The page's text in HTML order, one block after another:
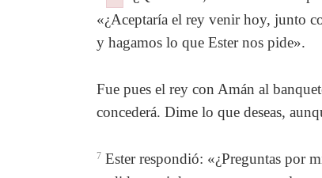
«¿Aceptaría el rey venir hoy, junto
y hagamos lo que Ester nos pide».
Fue pues el rey con Amán al
concederá. Dime lo que deseas,
7 Ester respondió: «¿Preguntas por
Failed to initialize plugin: wplink
Failed to initialize plugin: wplink